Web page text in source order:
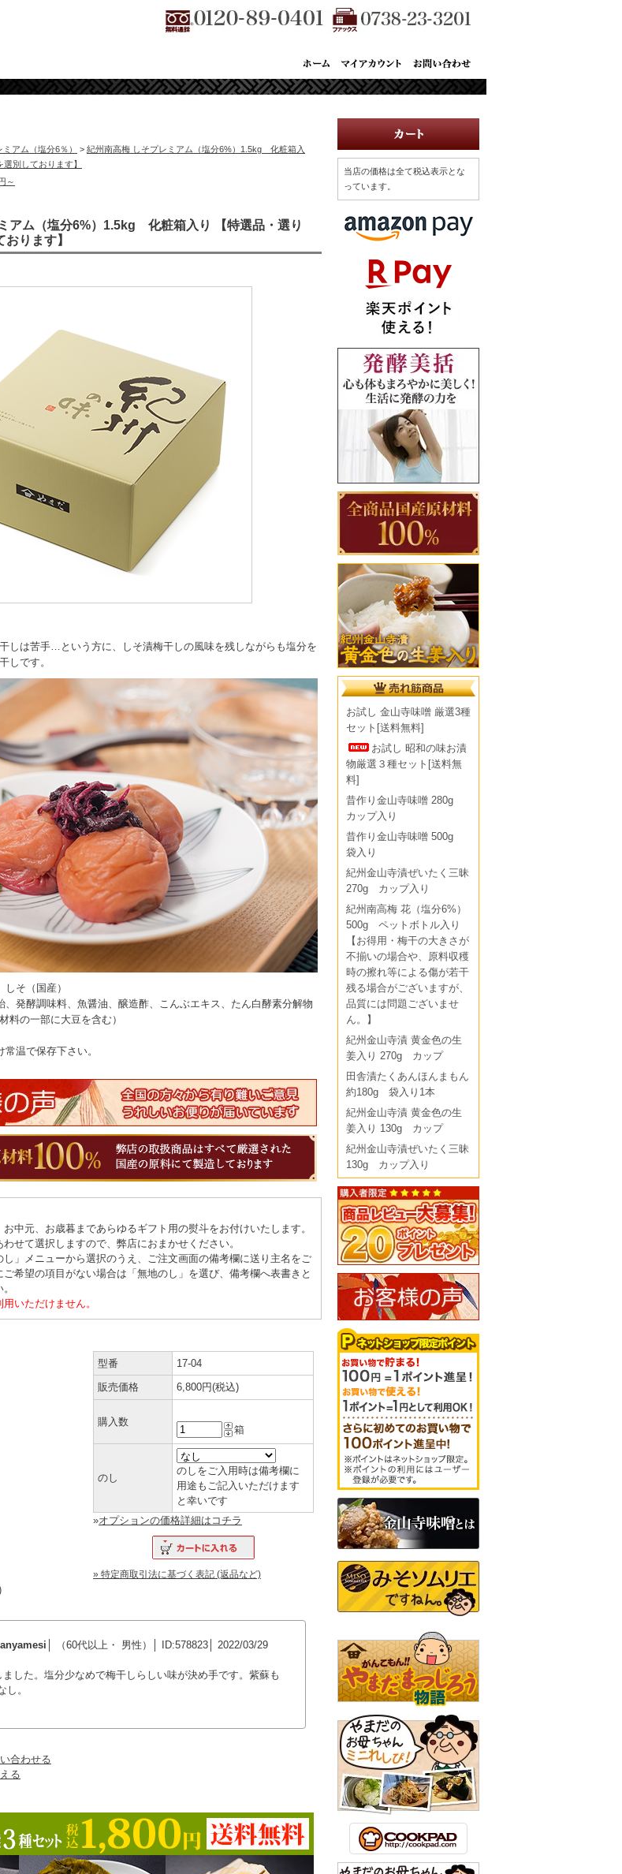
ミアム（塩分6％） > 紀州南高梅 しそプレミアム（塩分6%）1.5kg 化粧箱入
別しております】
～
アム（塩分6%）1.5kg 化粧箱入り 【特選品・選り
ります】
しは苦手…という方に、しそ漬梅干しの風味を残しながらも塩分を
しです。
そ（国産）
、発酵調味料、魚醤油、醸造酢、こんぶエキス、たん白酵素分解物
料の一部に大豆を含む）
温で保存下さい。
中元、お歳暮まであらゆるギフト用の熨斗をお付けいたします。
せて選択しますので、弊店におまかせください。
」メニューから選択のうえ、ご注文画面の備考欄に送り主名をご
希望の項目がない場合は「無地のし」を選び、備考欄へ表書きと
いただけません。
型番
17-04
販売価格
6,800円(税込)
購入数
箱
のし
のしをご入用時は備考欄に
用途もご記入いただけます
と幸いです
»オプションの価格詳細はコチラ
» 特定商取引法に基づく表記 (返品など)
（60代以上・ 男性） ID:578823
2022/03/29
した。塩分少なめで梅干しらしい味が決め手です。紫蘇も
し。
合わせる
る
当店の価格は全て税込表示とな
っています。
お試し 金山寺味噌 厳選3種
セット[送料無料]
お試し 昭和の味お漬
物厳選３種セット[送料無
料]
昔作り金山寺味噌 280g
カップ入り
昔作り金山寺味噌 500g
袋入り
紀州金山寺漬ぜいたく三昧
270g カップ入り
紀州南高梅 花（塩分6%）
500g ペットボトル入り
【お得用・梅干の大きさが
不揃いの場合や、原料収穫
時の擦れ等による傷が若干
残る場合がございますが、
品質には問題ございませ
ん。】
紀州金山寺漬 黄金色の生
姜入り 270g カップ
田舎漬たくあんほんまもん
約180g 袋入り1本
紀州金山寺漬 黄金色の生
姜入り 130g カップ
紀州金山寺漬ぜいたく三昧
130g カップ入り